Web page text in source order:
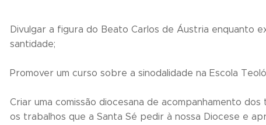
Divulgar a figura do Beato Carlos de Áustria enquanto
santidade;
Promover um curso sobre a sinodalidade na Escola
Criar uma comissão diocesana de acompanhamento
os trabalhos que a Santa Sé pedir à nossa Diocese e